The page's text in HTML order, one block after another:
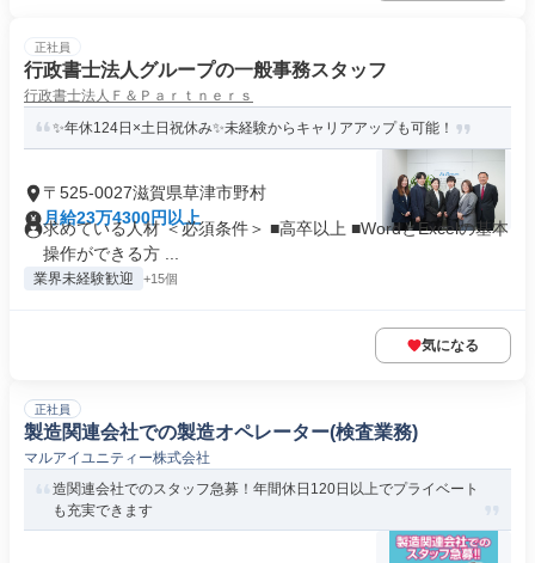
正社員
行政書士法人グループの一般事務スタッフ
行政書士法人Ｆ＆Ｐａｒｔｎｅｒｓ
✨年休124日×土日祝休み✨未経験からキャリアアップも可能！
〒525-0027滋賀県草津市野村
月給23万4300円以上
求めている人材 ＜必須条件＞ ■高卒以上 ■WordとExcelの基本
操作ができる方 ...
業界未経験歓迎 +15個
気になる
正社員
製造関連会社での製造オペレーター(検査業務)
マルアイユニティー株式会社
造関連会社でのスタッフ急募！年間休日120日以上でプライベート
も充実できます